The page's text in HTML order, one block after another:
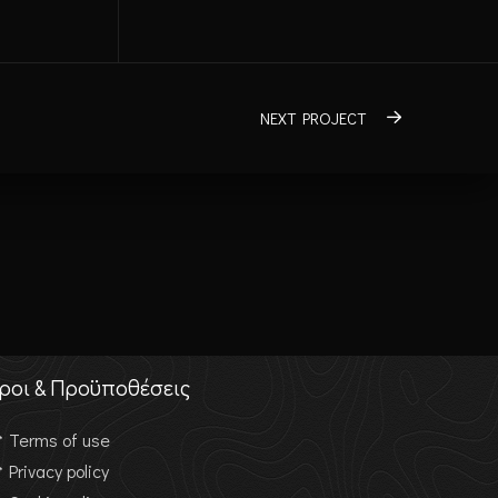
NEXT PROJECT
& Προϋποθέσεις
Terms of use
Privacy policy